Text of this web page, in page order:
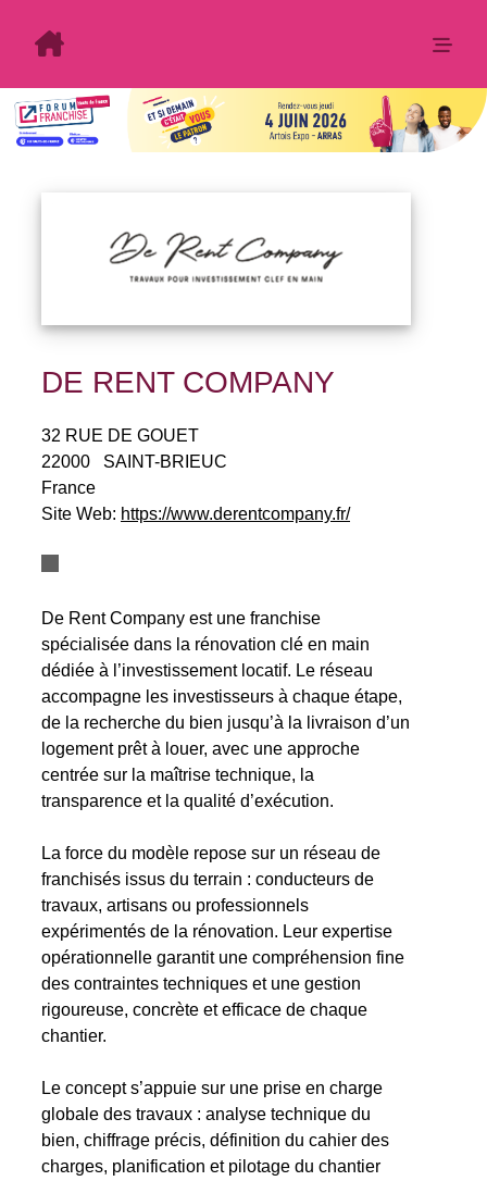
DE RENT COMPANY
32 RUE DE GOUET
22000
SAINT-BRIEUC
France
Site Web: https://www.derentcompany.fr/
De Rent Company est une franchise
spécialisée dans la rénovation clé en main
dédiée à l’investissement locatif. Le réseau
accompagne les investisseurs à chaque étape,
de la recherche du bien jusqu’à la livraison d’un
logement prêt à louer, avec une approche
centrée sur la maîtrise technique, la
transparence et la qualité d’exécution.
La force du modèle repose sur un réseau de
franchisés issus du terrain : conducteurs de
travaux, artisans ou professionnels
expérimentés de la rénovation. Leur expertise
opérationnelle garantit une compréhension fine
des contraintes techniques et une gestion
rigoureuse, concrète et efficace de chaque
chantier.
Le concept s’appuie sur une prise en charge
globale des travaux : analyse technique du
bien, chiffrage précis, définition du cahier des
charges, planification et pilotage du chantier